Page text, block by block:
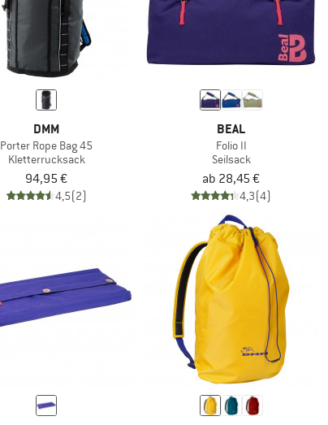
DMM
Porter Rope Bag 45
Kletterrucksack
94,95 €
4,5(2)
BEAL
Folio II
Seilsack
ab 28,45 €
4,3(4)